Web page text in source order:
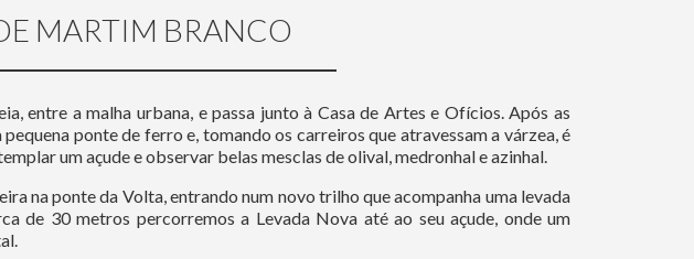
MARTIM BRANCO
entre a malha urbana, e passa junto à Casa de Artes e Ofícios. Após as
ponte de ferro e, tomando os carreiros que atravessam a várzea, é
um açude e observar belas mesclas de olival, medronhal e azinhal.
na ponte da Volta, entrando num novo trilho que acompanha uma levada
de 30 metros percorremos a Levada Nova até ao seu açude, onde um